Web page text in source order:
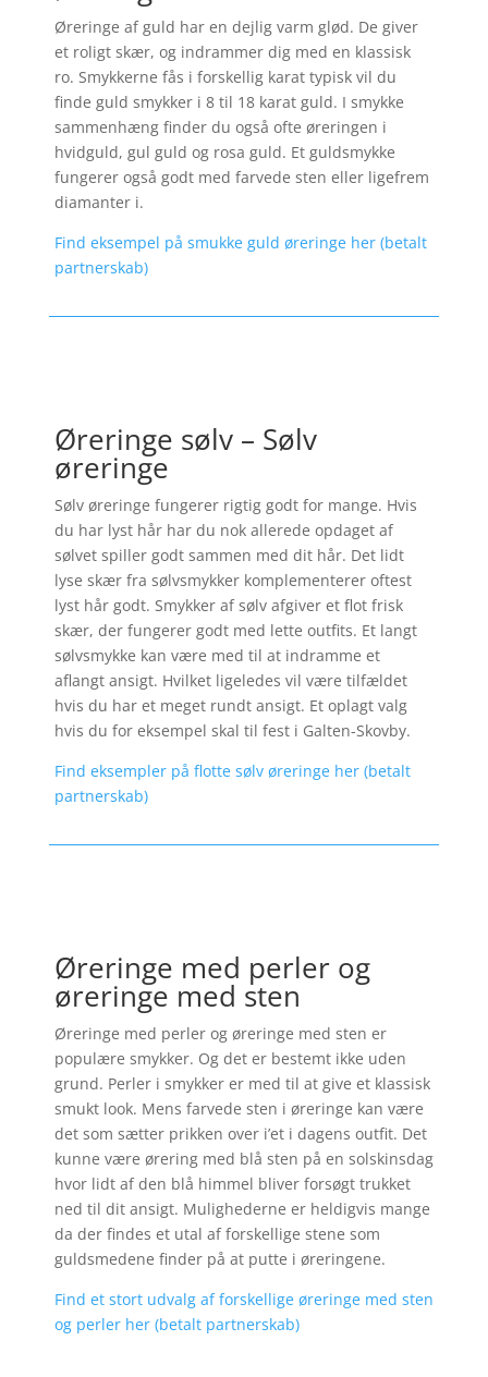
Øreringe af guld har en dejlig varm glød. De giver
et roligt skær, og indrammer dig med en klassisk
ro. Smykkerne fås i forskellig karat typisk vil du
finde guld smykker i 8 til 18 karat guld. I smykke
sammenhæng finder du også ofte øreringen i
hvidguld, gul guld og rosa guld. Et guldsmykke
fungerer også godt med farvede sten eller ligefrem
diamanter i.
Find eksempel på smukke guld øreringe her (betalt
partnerskab)
Øreringe sølv – Sølv
øreringe
Sølv øreringe fungerer rigtig godt for mange. Hvis
du har lyst hår har du nok allerede opdaget af
sølvet spiller godt sammen med dit hår. Det lidt
lyse skær fra sølvsmykker komplementerer oftest
lyst hår godt. Smykker af sølv afgiver et flot frisk
skær, der fungerer godt med lette outfits. Et langt
sølvsmykke kan være med til at indramme et
aflangt ansigt. Hvilket ligeledes vil være tilfældet
hvis du har et meget rundt ansigt. Et oplagt valg
hvis du for eksempel skal til fest i Galten-Skovby.
Find eksempler på flotte sølv øreringe her (betalt
partnerskab)
Øreringe med perler og
øreringe med sten
Øreringe med perler og øreringe med sten er
populære smykker. Og det er bestemt ikke uden
grund. Perler i smykker er med til at give et klassisk
smukt look. Mens farvede sten i øreringe kan være
det som sætter prikken over i’et i dagens outfit. Det
kunne være ørering med blå sten på en solskinsdag
hvor lidt af den blå himmel bliver forsøgt trukket
ned til dit ansigt. Mulighederne er heldigvis mange
da der findes et utal af forskellige stene som
guldsmedene finder på at putte i øreringene.
Find et stort udvalg af forskellige øreringe med sten
og perler her (betalt partnerskab)